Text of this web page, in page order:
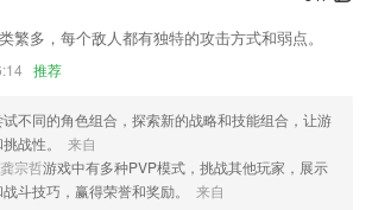
程退出后再次打开SCENE未跳到启动页
报报业集团倾力打造的平台型新媒体旗舰，专注深
播，覆盖国内外热点新闻，以专业的素养和视角为
方便你分类和寻找台本。
优化；
繁多，每个敌人都有独特的攻击方式和弱点。
推荐
试不同的角色组合，探索新的战略和技能组合，让游
战性。
来自
宗哲游戏中有多种PVP模式，挑战其他玩家，展示
斗技巧，赢得荣誉和奖励。
来自